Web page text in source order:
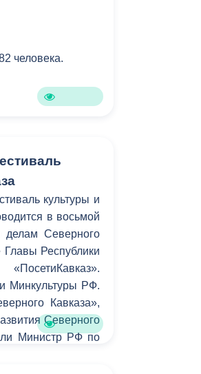
человека.
культуры и
в восьмой
Северного
Главы Республики
Минкультуры РФ.
Кавказа»,
Северного
Министр РФ по